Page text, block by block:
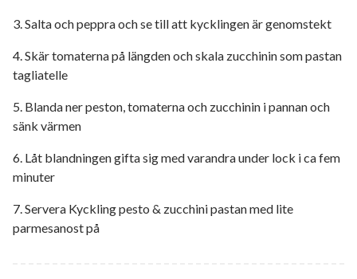
3. Salta och peppra och se till att kycklingen är genomstekt
4. Skär tomaterna på längden och skala zucchinin som pastan
tagliatelle
5. Blanda ner peston, tomaterna och zucchinin i pannan och
sänk värmen
6. Låt blandningen gifta sig med varandra under lock i ca fem
minuter
7. Servera Kyckling pesto & zucchini pastan med lite
parmesanost på